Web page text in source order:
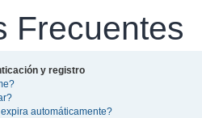
Frecuentes
y registro
automáticamente?